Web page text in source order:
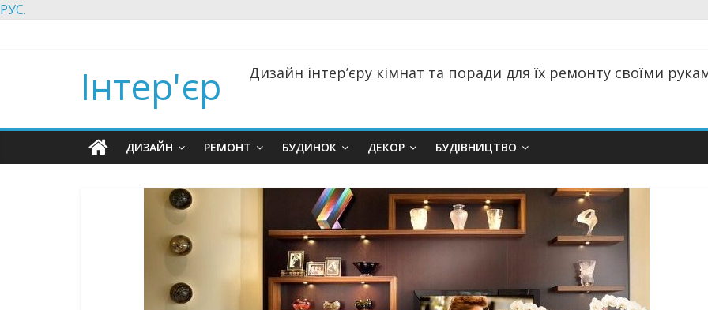
РУС.
Інтер'єр Дизайн інтер’єру кімнат та поради для їх ремонту своїми
ДИЗАЙН РЕМОНТ БУДИНОК ДЕКОР БУДІВНИЦТВО